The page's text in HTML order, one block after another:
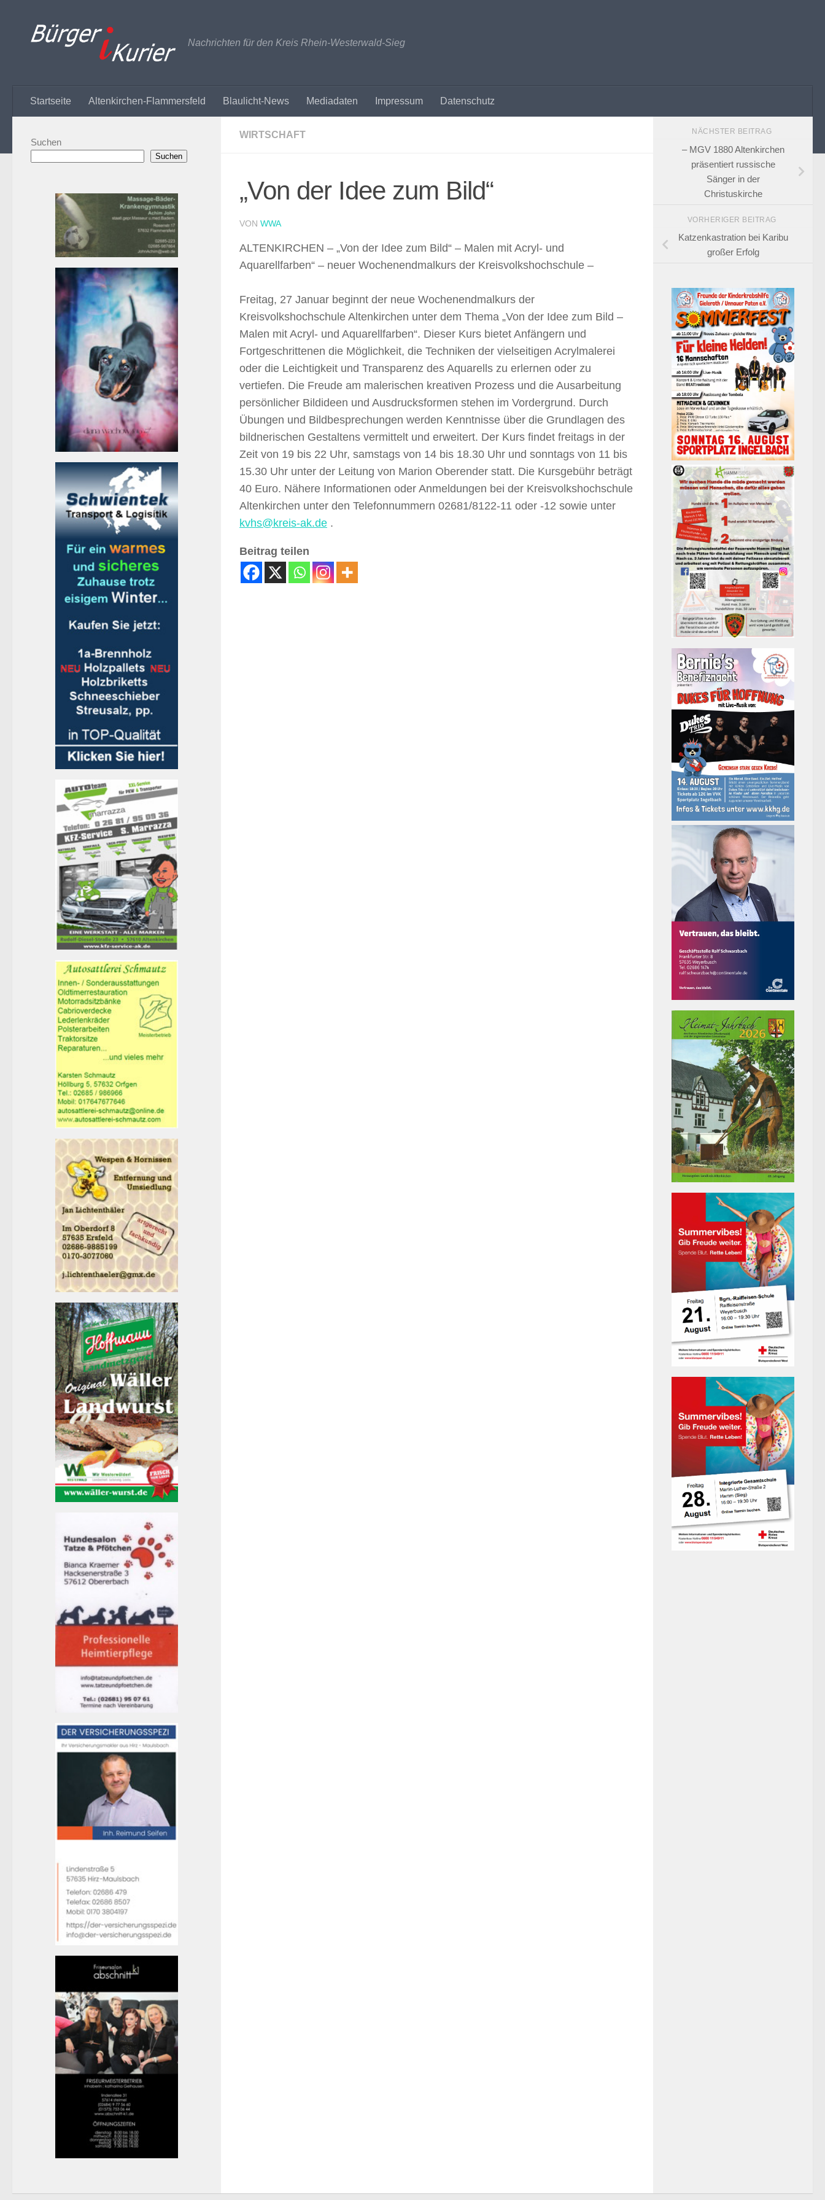
Nachrichten für den Kreis Rhein-Westerwald-Sieg
Startseite Altenkirchen-Flammersfeld Blaulicht-News Mediadaten Impressum Datenschutz
WIRTSCHAFT
„Von der Idee zum Bild“
VON WWA
ALTENKIRCHEN – „Von der Idee zum Bild“ – Malen mit Acryl- und
Aquarellfarben“ – neuer Wochenendmalkurs der Kreisvolkshochschule –
Freitag, 27 Januar beginnt der neue Wochenendmalkurs der
Kreisvolkshochschule Altenkirchen unter dem Thema „Von der Idee zum Bild –
Malen mit Acryl- und Aquarellfarben“. Dieser Kurs bietet Anfängern und
Fortgeschrittenen die Möglichkeit, die Techniken der vielseitigen Acrylmalerei
oder die Leichtigkeit und Transparenz des Aquarells zu erlernen oder zu
vertiefen. Die Freude am malerischen kreativen Prozess und die Ausarbeitung
persönlicher Bildideen und Ausdrucksformen stehen im Vordergrund. Durch
Übungen und Bildbesprechungen werden Kenntnisse über die Grundlagen des
bildnerischen Gestaltens vermittelt und erweitert. Der Kurs findet freitags in der
Zeit von 19 bis 22 Uhr, samstags von 14 bis 18.30 Uhr und sonntags von 11 bis
15.30 Uhr unter der Leitung von Marion Oberender statt. Die Kursgebühr beträgt
40 Euro. Nähere Informationen oder Anmeldungen bei der Kreisvolkshochschule
Altenkirchen unter den Telefonnummern 02681/8122-11 oder -12 sowie unter
kvhs@kreis-ak.de .
Beitrag teilen
Suchen
Suchen
NÄCHSTER BEITRAG
– MGV 1880 Altenkirchen
präsentiert russische
Sänger in der
Christuskirche
VORHERIGER BEITRAG
Katzenkastration bei Karibu
großer Erfolg